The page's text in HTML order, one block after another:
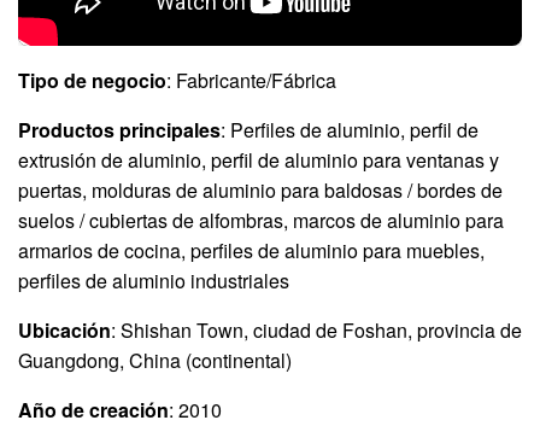
Tipo de negocio: Fabricante/Fábrica
Productos principales: Perfiles de aluminio, perfil de
extrusión de aluminio, perfil de aluminio para ventanas y
puertas, molduras de aluminio para baldosas / bordes de
suelos / cubiertas de alfombras, marcos de aluminio para
armarios de cocina, perfiles de aluminio para muebles,
perfiles de aluminio industriales
Ubicación: Shishan Town, ciudad de Foshan, provincia de
Guangdong, China (continental)
Año de creación: 2010